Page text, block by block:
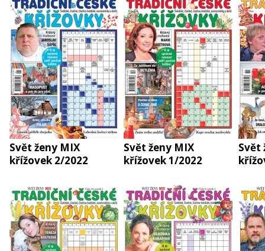
Svět ženy MIX
křížovek 2/2022
Svět ženy MIX
křížovek 1/2022
Svět